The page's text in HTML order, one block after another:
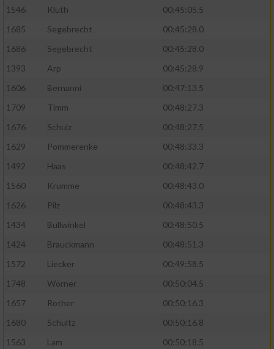
1546
Kluth
00:45:05.5
1685
Segebrecht
00:45:28.0
1686
Segebrecht
00:45:28.0
1393
Arp
00:45:28.9
1606
Bernanni
00:47:13.5
1709
Timm
00:48:27.3
1676
Schulz
00:48:27.5
1629
Pommerenke
00:48:33.3
1492
Haas
00:48:42.7
1560
Krumme
00:48:43.0
1626
Pilz
00:48:43.3
1434
Bullwinkel
00:48:50.5
1424
Brauckmann
00:48:51.3
1572
Liecker
00:49:58.5
1748
Wörner
00:50:04.5
1657
Rother
00:50:16.3
1680
Schultz
00:50:16.8
1563
Lam
00:50:18.5